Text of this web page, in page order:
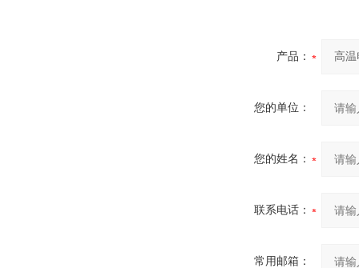
产品：
您的单位：
您的姓名：
联系电话：
常用邮箱：